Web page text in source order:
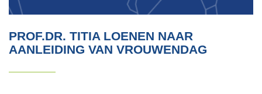
PROF.DR. TITIA LOENEN NAAR
AANLEIDING VAN VROUWENDAG